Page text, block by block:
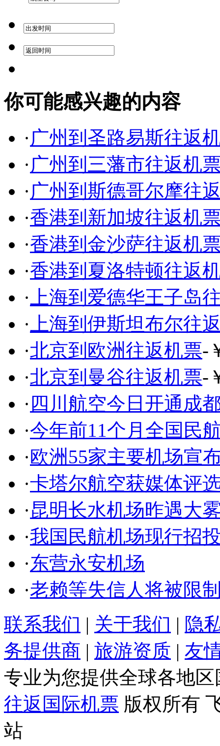
你可能感兴趣的内容
·广州到圣路易斯往返
·广州到三藩市往返机
·广州到斯德哥尔摩往
·香港到新加坡往返机
·香港到金沙萨往返机
·香港到夏洛特顿往返
· 上海到爱德华王子岛
· 上海到伊斯坦布尔往
·北京到欧洲往返机票-
·北京到曼谷往返机票-
· 四川航空今日开通成
·今年前11个月全国民
·欧洲55家主要机场宣
·卡塔尔航空获媒体评
·昆明长水机场昨遇大
·我国民航机场现行招
·东营永安机场
·老赖等失信人将被限
联系我们 | 关于我们 | 隐
务提供商 | 旅游资质 | 友
专业为您提供全球各地
往返国际机票 版权所有
站